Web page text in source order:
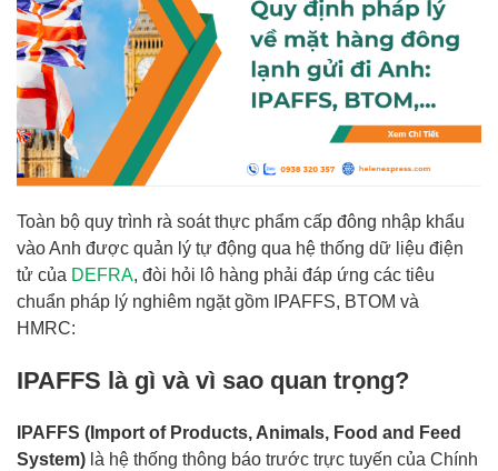
Toàn bộ quy trình rà soát thực phẩm cấp đông nhập khẩu
vào Anh được quản lý tự động qua hệ thống dữ liệu điện
tử của DEFRA, đòi hỏi lô hàng phải đáp ứng các tiêu
chuẩn pháp lý nghiêm ngặt gồm IPAFFS, BTOM và
HMRC:
IPAFFS là gì và vì sao quan trọng?
IPAFFS (Import of Products, Animals, Food and Feed
System) là hệ thống thông báo trước trực tuyến của Chính